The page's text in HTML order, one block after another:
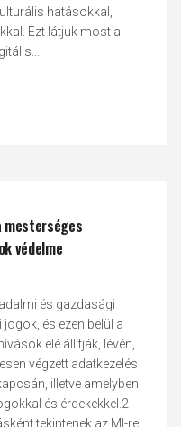
hatásokkal,
Ezt látjuk most a
védelme
és gazdasági
és ezen belül a
elé állítják, lévén,
végzett adatkezelés
illetve amelyben
és érdekekkel.2
tekintenek az MI-re,